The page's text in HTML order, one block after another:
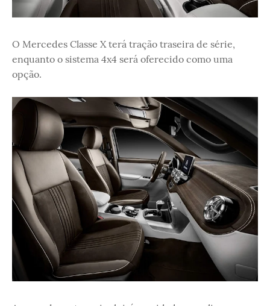
O Mercedes Classe X terá tração traseira de série,
enquanto o sistema 4x4 será oferecido como uma
opção.